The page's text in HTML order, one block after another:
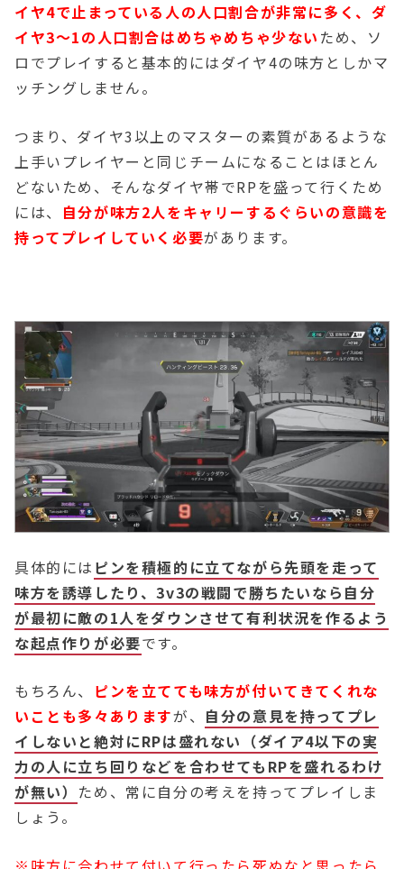
イヤ4で止まっている人の人口割合が非常に多く、ダ
イヤ3〜1の人口割合はめちゃめちゃ少ない ため、ソ
ロでプレイすると基本的にはダイヤ4の味方としかマ
ッチングしません。
つまり、ダイヤ3以上のマスターの素質があるような
上手いプレイヤーと同じチームになることはほとん
どないため、そんなダイヤ帯でRPを盛って行くため
には、 自分が味方2人をキャリーするぐらいの意識を
持ってプレイしていく必要があります。
具体的には ピンを積極的に立てながら先頭を走って
味方を誘導したり、3v3の戦闘で勝ちたいなら自分
が最初に敵の1人をダウンさせて有利状況を作るよう
な起点作りが必要です。
もちろん、 ピンを立てても味方が付いてきてくれな
いことも多々ありますが、 自分の意見を持ってプレ
イしないと絶対にRPは盛れない（ダイア4以下の実
力の人に立ち回りなどを合わせてもRPを盛れるわけ
が無い） ため、常に自分の考えを持ってプレイしま
しょう。